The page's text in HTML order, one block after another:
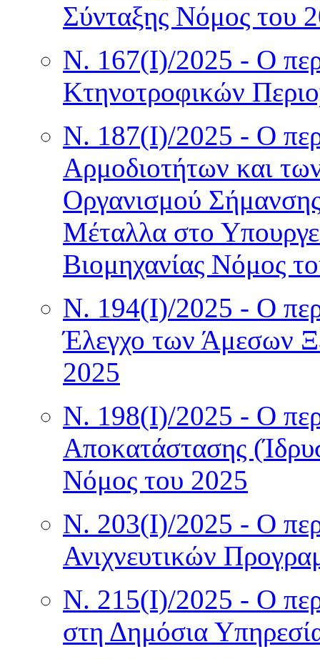
Σύνταξης Νόμος του
Ν. 167(I)/2025 - Ο
Κτηνοτροφικών
Ν. 187(I)/2025 - Ο
Αρμοδιοτήτων και
Οργανισμού
Μέταλλα στο
Βιομηχανίας Νόμος
Ν. 194(I)/2025 - Ο
Έλεγχο των Άμεσων
2025
Ν. 198(I)/2025 - Ο
Αποκατάστασης
Νόμος του 2025
Ν. 203(I)/2025 - Ο
Ανιχνευτικών
Ν. 215(I)/2025 - Ο
στη Δημόσια